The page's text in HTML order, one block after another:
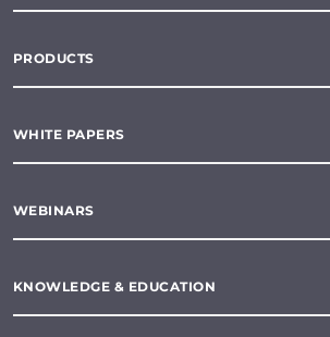
PRODUCTS
WHITE PAPERS
WEBINARS
KNOWLEDGE & EDUCATION